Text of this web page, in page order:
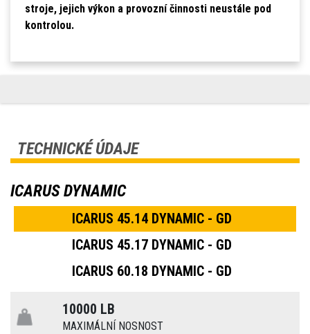
stroje, jejich výkon a provozní činnosti neustále pod
kontrolou.
TECHNICKÉ ÚDAJE
ICARUS DYNAMIC
ICARUS 45.14 DYNAMIC - GD
ICARUS 45.17 DYNAMIC - GD
ICARUS 60.18 DYNAMIC - GD
10000 LB
MAXIMÁLNÍ NOSNOST